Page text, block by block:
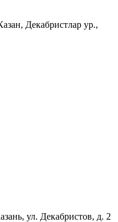
Декабристлар ур.,
ул. Декабристов, д. 2